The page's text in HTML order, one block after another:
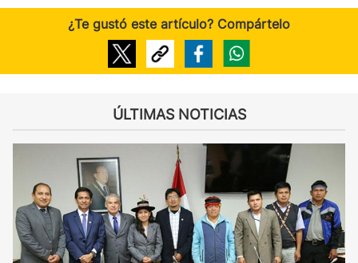
¿Te gustó este artículo? Compártelo
ÚLTIMAS NOTICIAS